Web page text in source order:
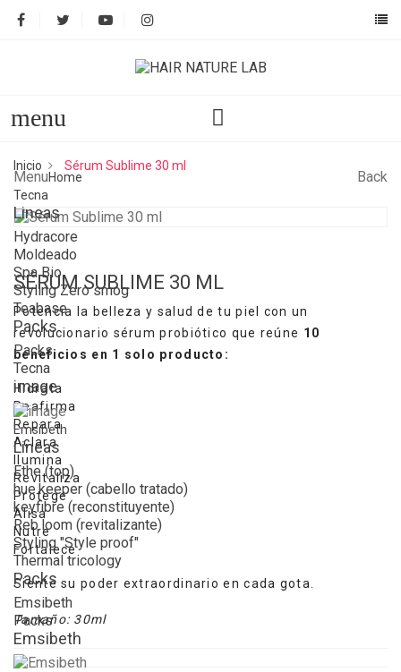
menu
Menu Back
Home
Tecna
Lineas
Hydracore
Moldeado
Spa Bio
Styling Zero smog
Teabase
Packs
Packs
Tecna
image
Emsibeth
Lineas
Ethe (top)
hue.keeper (cabello tratado)
keyfibre (reconstituyente)
Reb.loom (revitalizante)
Styling "Style proof"
Thermal tricology
Packs
Emsibeth
Packs
Emsibeth
Inicio Sérum Sublime 30 ml
SÉRUM SUBLIME 30 ML
Potencia la belleza y salud de tu piel con un
revolucionario sérum probiótico que reúne 10
beneficios en 1 solo producto:
Hidrata
Reafirma
Repara
Aclara
Ilumina
Revitaliza
Protege
Alisa
Nutre
Fortalece
Siente su poder extraordinario en cada gota.
Tamaño: 30ml